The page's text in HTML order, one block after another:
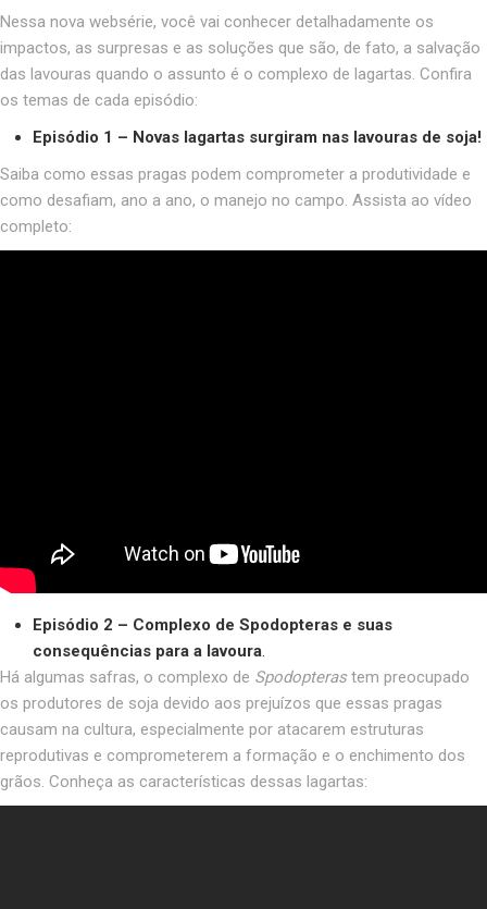
Nessa nova websérie, você vai conhecer detalhadamente os
impactos, as surpresas e as soluções que são, de fato, a salvação
das lavouras quando o assunto é o complexo de lagartas. Confira
os temas de cada episódio:
Episódio 1 – Novas lagartas surgiram nas lavouras de soja!
Saiba como essas pragas podem comprometer a produtividade e
como desafiam, ano a ano, o manejo no campo. Assista ao vídeo
completo:
Episódio 2 – Complexo de Spodopteras e suas
consequências para a lavoura.
Há algumas safras, o complexo de Spodopterastem preocupado
os produtores de soja devido aos prejuízos que essas pragas
causam na cultura, especialmente por atacarem estruturas
reprodutivas e comprometerem a formação e o enchimento dos
grãos. Conheça as características dessas lagartas: